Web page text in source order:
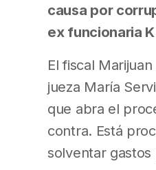
causa por
ex funcionaria
El fiscal
jueza María
que abra el
contra. Está
solventar